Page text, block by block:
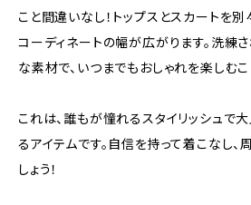
こと間違いなし！トップスとスカートを別
コーディネートの幅が広がります。洗練
な素材で、いつまでもおしゃれを楽しむこ
これは、誰もが憧れるスタイリッシュで
るアイテムです。自信を持って着こなし
しょう！